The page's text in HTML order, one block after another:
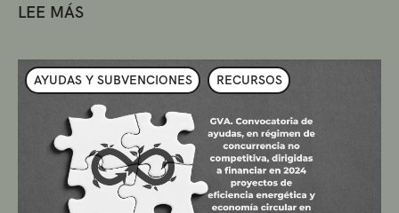
LEE MÁS
AYUDAS Y SUBVENCIONES RECURSOS